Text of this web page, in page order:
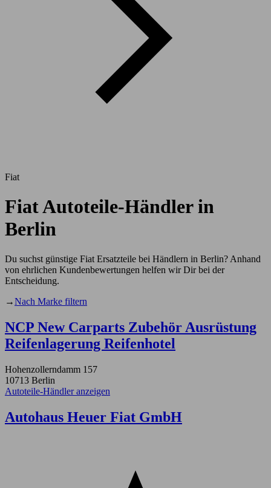
Fiat
Fiat Autoteile-Händler in
Berlin
Du suchst günstige Fiat Ersatzteile bei Händlern in Berlin? Anhand
von ehrlichen Kundenbewertungen helfen wir Dir bei der
Entscheidung.
→Nach Marke filtern
NCP New Carparts Zubehör Ausrüstung
Reifenlagerung Reifenhotel
Hohenzollerndamm 157
10713 Berlin
Autoteile-Händler anzeigen
Autohaus Heuer Fiat GmbH